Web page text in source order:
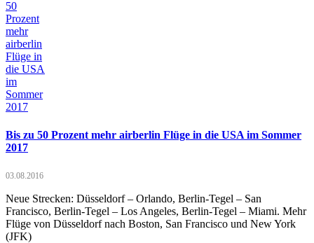
Bis zu 50 Prozent mehr airberlin Flüge in die USA im Sommer
2017
03.08.2016
Neue Strecken: Düsseldorf – Orlando, Berlin-Tegel – San
Francisco, Berlin-Tegel – Los Angeles, Berlin-Tegel – Miami. Mehr
Flüge von Düsseldorf nach Boston, San Francisco und New York
(JFK)